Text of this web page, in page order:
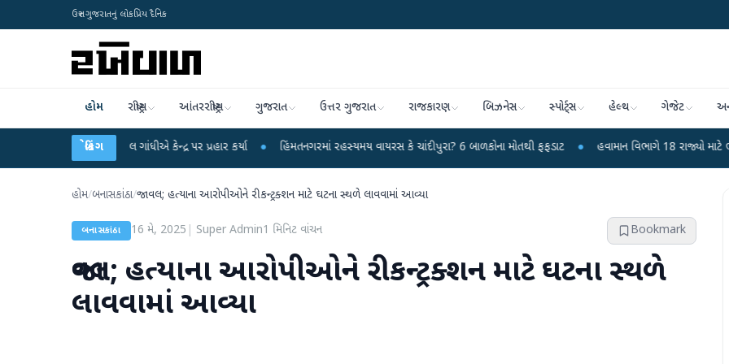
ઉત્તર ગુજરાતનું લોકપ્રિય દૈનિક
હોમ રાષ્ટ્રીય આંતરરાષ્ટ્રીય ગુજરાત ઉત્તર ગુજરાત રાજકારણ બિઝનેસ સ્પોર્ટ્સ હેલ્થ ગેજેટ
બ્રેકિંગ
પર રાહુલ ગાંધીએ કેન્દ્ર પર પ્રહાર કર્યા ● હિંમતનગરમાં રહસ્યમય વાયરસ કે ચાંદીપુરા? 6 બાળકોના મોતથી ફફડાટ ● હવામાન વિભાગે 18 રાજ્યો માટે ભારે વરસાદની
હોમ/બનાસકાંઠા/જાવલ; હત્યાના આરોપીઓને રીકન્ટ્રક્શન માટે ઘટના સ્થળે લાવવામાં આવ્યા
બનાસકાંઠા 16 મે, 2025 Super Admin1 મિનિટ વાંચન Bookmark
જાવલ; હત્યાના આરોપીઓને રીકન્ટ્રક્શન માટે ઘટના સ્થળે
લાવવામાં આવ્યા